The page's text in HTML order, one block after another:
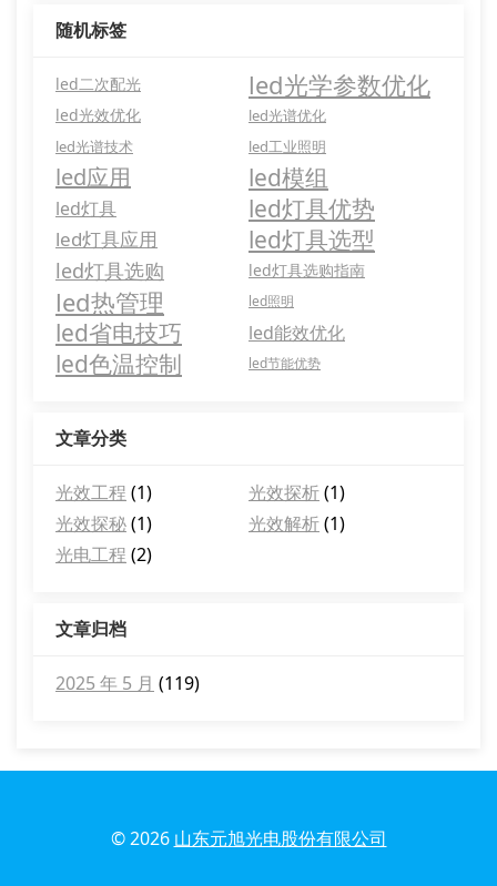
随机标签
led二次配光 led光学参数优化
led光效优化
led光谱优化
led光谱技术
led工业照明
led应用 led模组
led灯具 led灯具优势
led灯具应用 led灯具选型
led灯具选购 led灯具选购指南
led热管理 led照明
led省电技巧 led能效优化
led色温控制 led节能优势
文章分类
光效工程 (1) 光效探析(1)
光效探秘(1) 光效解析(1)
光电工程 (2)
文章归档
2025 年 5 月 (119)
© 2026 山东元旭光电股份有限公司